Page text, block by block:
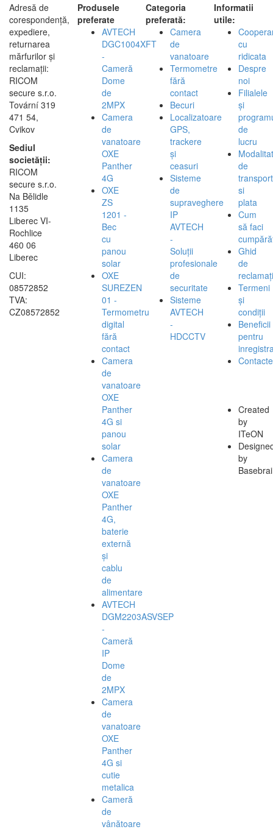
Adresă de
corespondență,
expediere,
returnarea
mărfurilor și
reclamații:
RICOM
secure s.r.o.
Tovární 319
471 54,
Cvikov
Sediul
societății:
RICOM
secure s.r.o.
Na Bělidle
1135
Liberec VI-
Rochlice
460 06
Liberec
CUI:
08572852
TVA:
CZ08572852
Produsele
preferate
AVTECH
DGC1004XFT
-
Cameră
Dome
de
2MPX
Camera
de
vanatoare
OXE
Panther
4G
OXE
ZS
1201 -
Bec
cu
panou
solar
OXE
SUREZEN
01 -
Termometru
digital
fără
contact
Camera
de
vanatoare
OXE
Panther
4G si
panou
solar
Camera
de
vanatoare
OXE
Panther
4G,
baterie
externă
și
cablu
de
alimentare
AVTECH
DGM2203ASVSEP
-
Cameră
IP
Dome
de
2MPX
Camera
de
vanatoare
OXE
Panther
4G si
cutie
metalica
Cameră
de
vânătoare
Categoria
preferată:
Camera
de
vanatoare
Termometre
fără
contact
Becuri
Localizatoare
GPS,
trackere
și
ceasuri
Sisteme
de
supraveghere
IP
AVTECH
-
Soluții
profesionale
de
securitate
Sisteme
AVTECH
-
HDCCTV
Informatii
utile:
cu
ridicata
Despre
noi
Filialele
și
de
lucru
de
transport
si
plata
Cum
să faci
Ghid
de
Termeni
și
condiții
Beneficii
pentru
Contacte
Created
by
ITeON
by